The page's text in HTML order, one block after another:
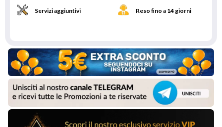
Servizi aggiuntivi Reso fino a 14 giorni